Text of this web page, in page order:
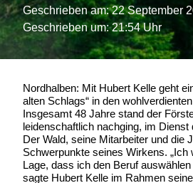
Geschrieben am: 22 September
Geschrieben um: 21:54 Uhr
Nordhalben: Mit Hubert Kelle geht
alten Schlags“ in den
Insgesamt 48 Jahre stand der
leidenschaftlich nachging, im Dienst
Der Wald, seine Mitarbeiter und die
Schwerpunkte seines Wirkens. „Ich
Lage, dass ich den Beruf
sagte Hubert Kelle im Rahmen